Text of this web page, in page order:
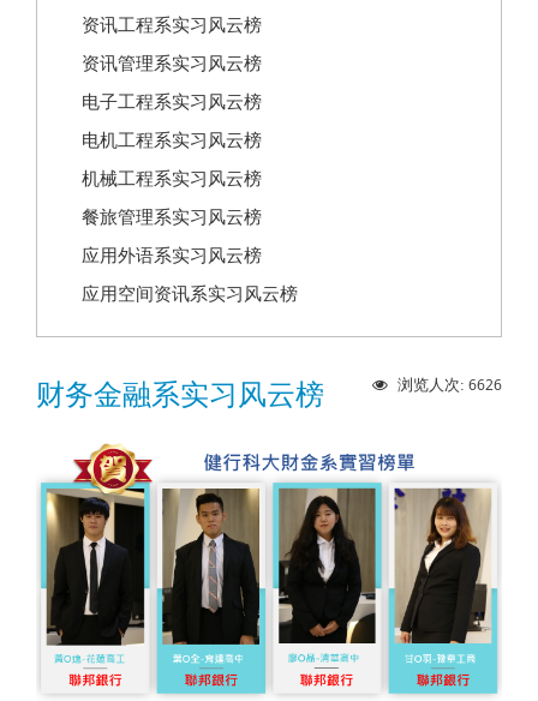
资讯工程系实习风云榜
资讯管理系实习风云榜
电子工程系实习风云榜
电机工程系实习风云榜
机械工程系实习风云榜
餐旅管理系实习风云榜
应用外语系实习风云榜
应用空间资讯系实习风云榜
浏览人次: 6626
财务金融系实习风云榜